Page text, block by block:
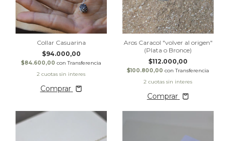
Collar Casuarina
$94.000,00
$84.600,00 con Transferencia
Comprar
Aros Caracol "volver al origen"
(Plata o Bronce)
$112.000,00
$100.800,00 con Transferencia
Comprar